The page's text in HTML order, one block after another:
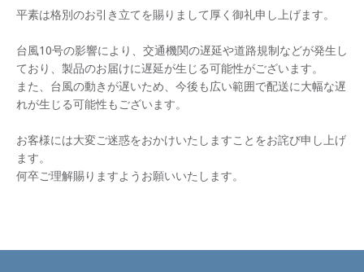
平素は格別のお引き立てを賜りまして厚く御礼申し上げます。
台風10号の影響により、交通機関の遅延や道路規制などが発生し
ており、製品のお届けに遅延が生じる可能性がございます。
また、台風の動きが遅いため、今後も広い範囲で配送に大幅な遅
れが生じる可能性もございます。
お客様には大変ご迷惑をおかけいたしますことをお詫び申し上げ
ます。
何卒ご理解賜りますようお願いいたします。